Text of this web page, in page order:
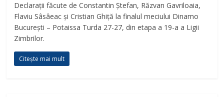
Declarații făcute de Constantin Ștefan, Răzvan Gavriloaia,
Flaviu Sâsâeac și Cristian Ghiță la finalul meciului Dinamo
București – Potaissa Turda 27-27, din etapa a 19-a a Ligii
Zimbrilor.
Citește mai mult